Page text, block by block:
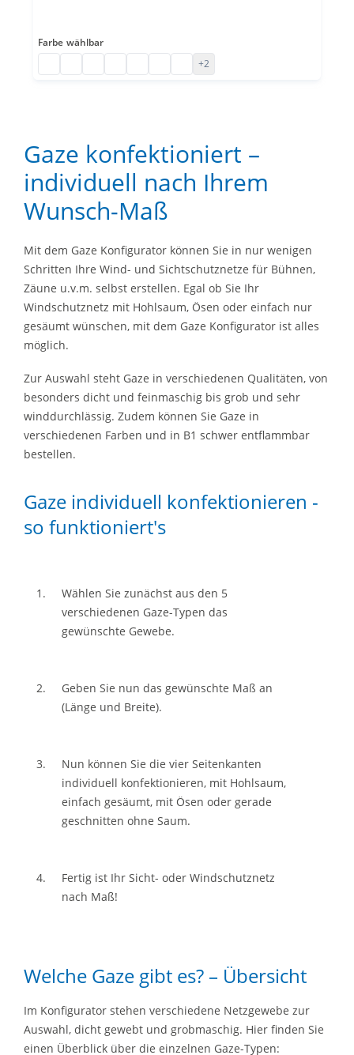
Farbe wählbar
PE Kunststoffnetz individuell
PE Kunststoffnetz individuell
PE Kunststoffnetz individuell
PE Kunststoffnetz individuell
PE Kunststoffnetz individuell
PE Kunststoffnetz individuell
+2
Gaze konfektioniert –
individuell nach Ihrem
Wunsch-Maß
Mit dem Gaze Konfigurator können Sie in nur wenigen
Schritten Ihre Wind- und Sichtschutznetze für Bühnen,
Zäune u.v.m. selbst erstellen. Egal ob Sie Ihr
Windschutznetz mit Hohlsaum, Ösen oder einfach nur
gesäumt wünschen, mit dem Gaze Konfigurator ist alles
möglich.
Zur Auswahl steht Gaze in verschiedenen Qualitäten, von
besonders dicht und feinmaschig bis grob und sehr
winddurchlässig. Zudem können Sie Gaze in
verschiedenen Farben und in B1 schwer entflammbar
bestellen.
Gaze individuell konfektionieren -
so funktioniert's
Wählen Sie zunächst aus den 5
verschiedenen Gaze-Typen das
gewünschte Gewebe.
Geben Sie nun das gewünschte Maß an
(Länge und Breite).
Nun können Sie die vier Seitenkanten
individuell konfektionieren, mit Hohlsaum,
einfach gesäumt, mit Ösen oder gerade
geschnitten ohne Saum.
Fertig ist Ihr Sicht- oder Windschutznetz
nach Maß!
Welche Gaze gibt es? – Übersicht
Im Konfigurator stehen verschiedene Netzgewebe zur
Auswahl, dicht gewebt und grobmaschig. Hier finden Sie
einen Überblick über die einzelnen Gaze-Typen: